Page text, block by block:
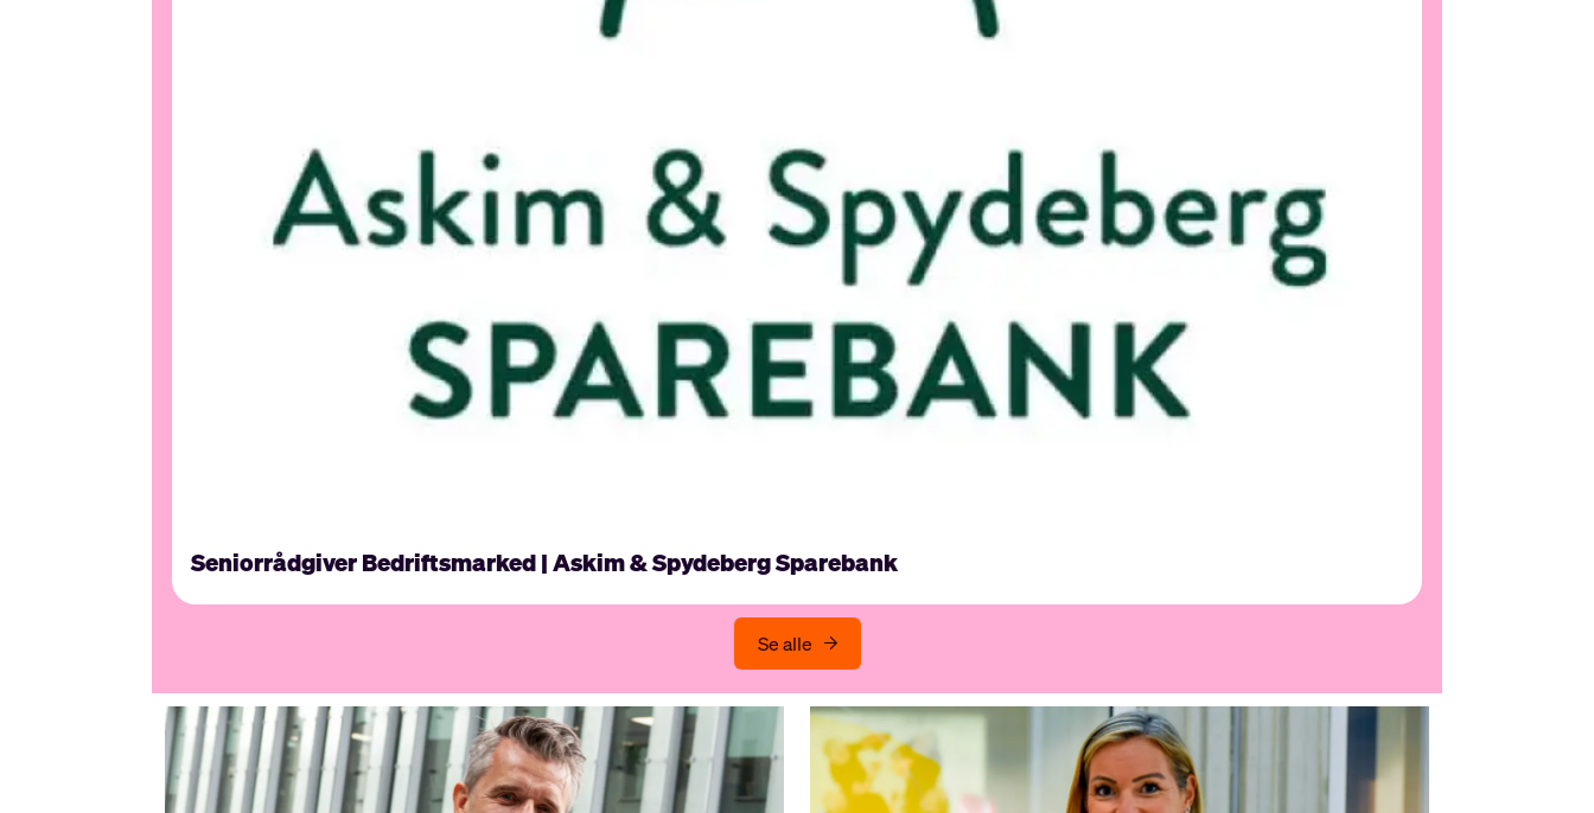
Seniorrådgiver Bedriftsmarked | Askim & Spydeberg Sparebank
Se alle